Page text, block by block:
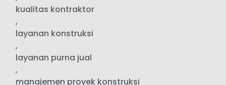
kualitas kontraktor
,
layanan konstruksi
,
layanan purna jual
,
manajemen proyek konstruksi